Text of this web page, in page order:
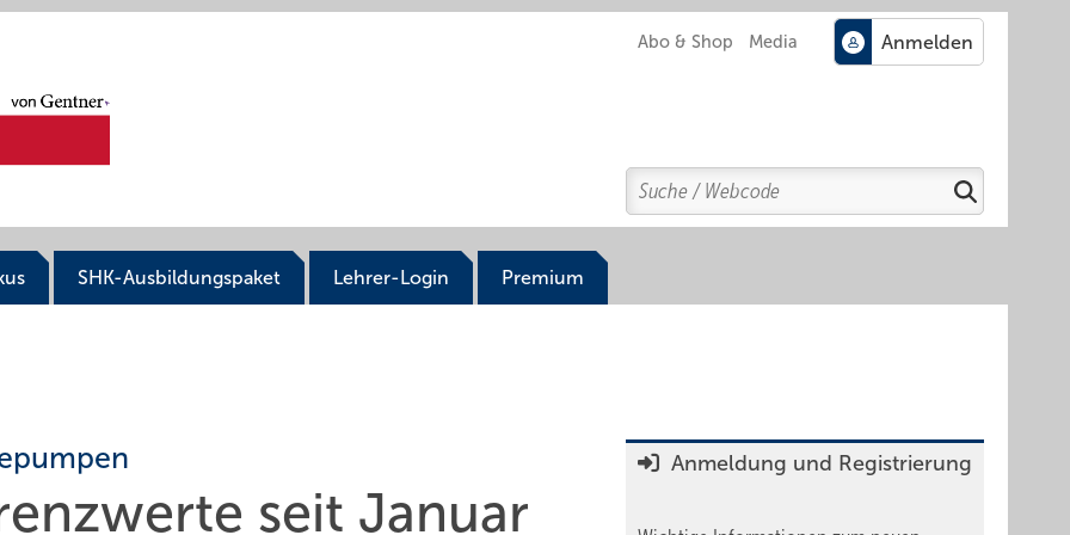
Abo & Shop Media
Search
Suchen
SHK-Ausbildungspaket Lehrer-Login Premium
seit Januar
Anmeldung und Registrierung